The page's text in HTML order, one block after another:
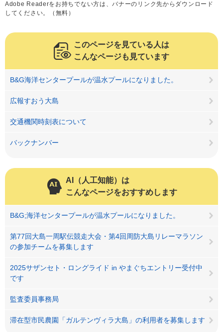
Adobe Readerをお持ちでない方は、バナーのリンク先からダウンロード
してください。（無料）
このページを見ている人は
こんなページも見ています
B&G海洋センタープールが温水プールになりました。
広報すおう大島
交通機関時刻表について
バックナンバー
AI（人工知能）は
こんなページをおすすめします
B&G;海洋センタープールが温水プールになりました。
第77回大島一周駅伝競走大会・第4回周防大島リレーマラソン
の参加チームを募集します
2025サザンセト・ロングライド in やまぐちエントリー受付中
です
監査委員事務局
滞在型市民農園「ガルテンヴィラ大島」の利用者を募集します